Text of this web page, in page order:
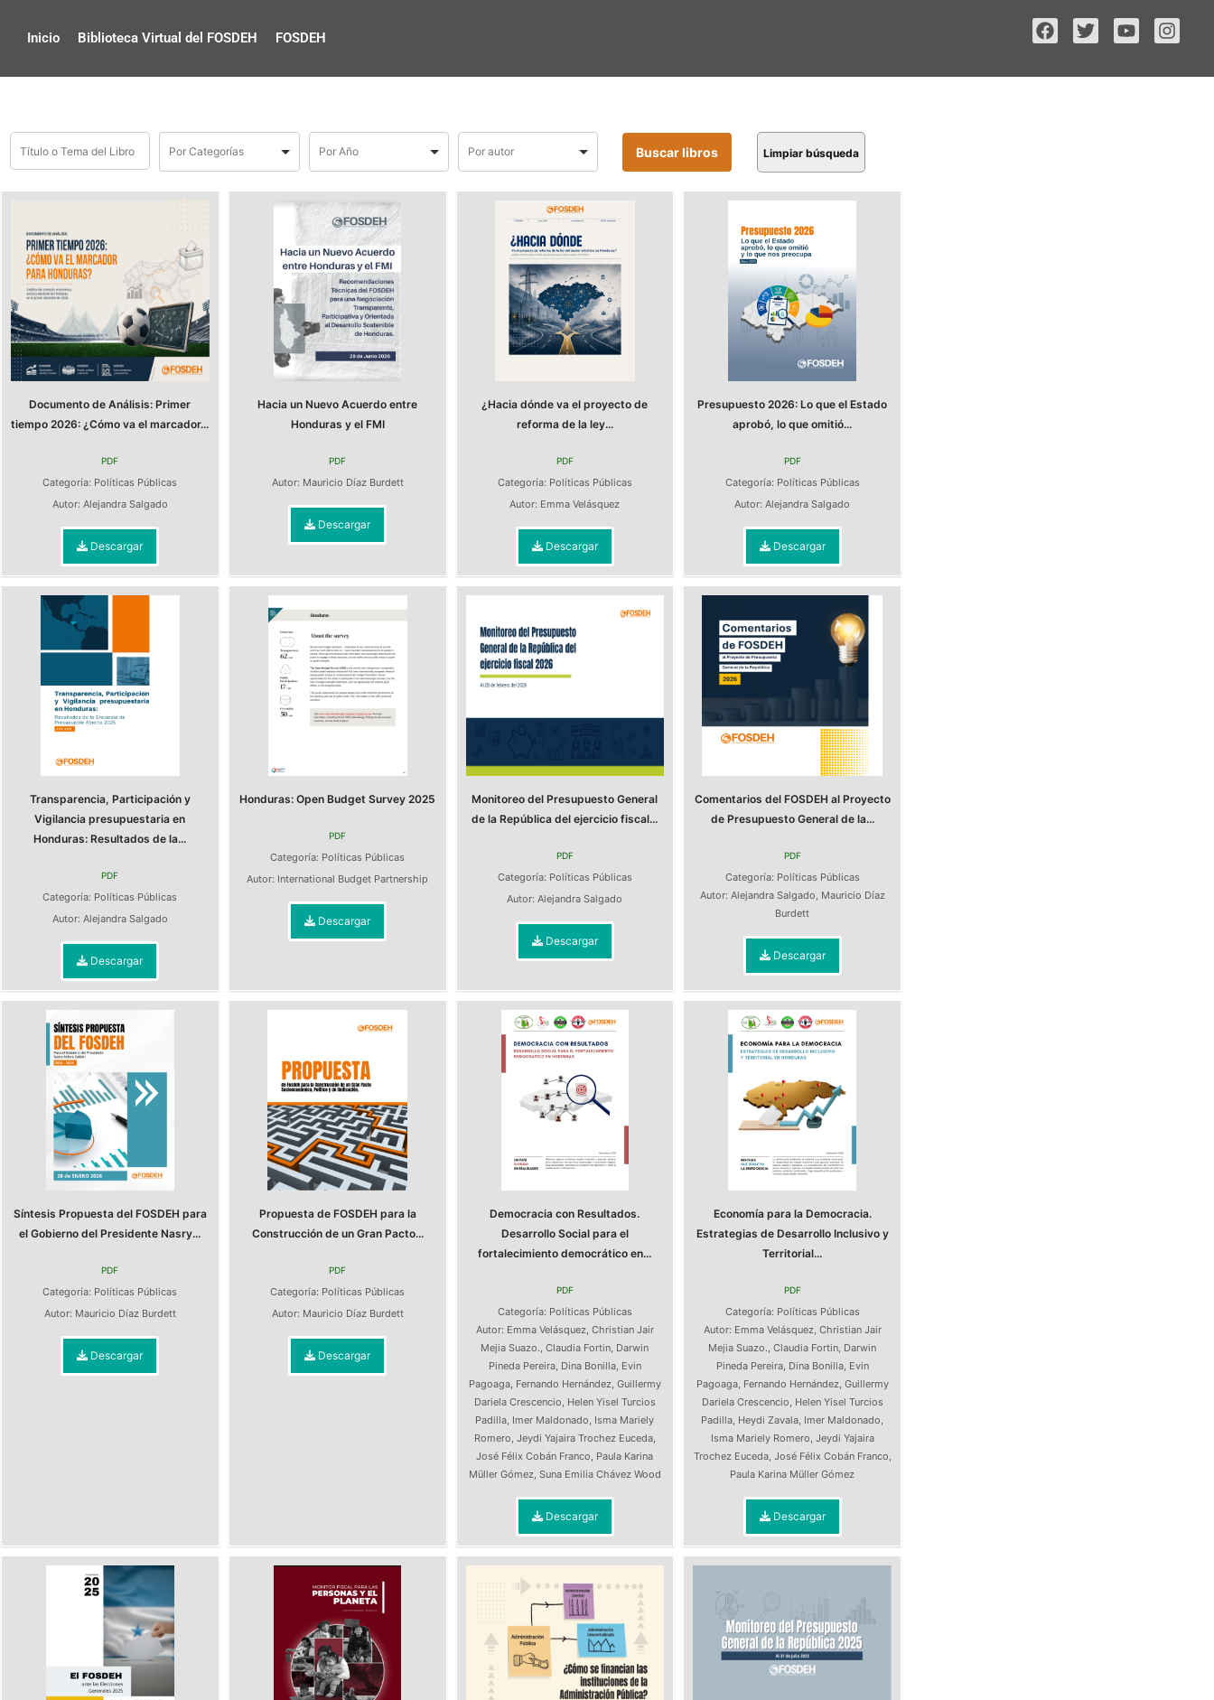
Inicio Biblioteca Virtual del FOSDEH FOSDEH
Limpiar búsqueda
Documento de Análisis: Primer
tiempo 2026: ¿Cómo va el marcador...
PDF
Categoría: Políticas Públicas
Autor: Alejandra Salgado
Descargar
Hacia un Nuevo Acuerdo entre
Honduras y el FMI
PDF
Autor: Mauricio Díaz Burdett
Descargar
¿Hacia dónde va el proyecto de
reforma de la ley...
PDF
Categoría: Políticas Públicas
Autor: Emma Velásquez
Descargar
Presupuesto 2026: Lo que el Estado
aprobó, lo que omitió...
PDF
Categoría: Políticas Públicas
Autor:Alejandra Salgado
Descargar
Transparencia, Participación y
Vigilancia presupuestaria en
Honduras: Resultados de la...
PDF
Categoría: Políticas Públicas
Autor: Alejandra Salgado
Descargar
Honduras: Open Budget Survey 2025
PDF
Categoría: Políticas Públicas
Autor: International Budget Partnership
Descargar
Monitoreo del Presupuesto General
de la República del ejercicio fiscal...
PDF
Categoría: Políticas Públicas
Autor:Alejandra Salgado
Descargar
Comentarios del FOSDEH al Proyecto
de Presupuesto General de la...
PDF
Categoría: Políticas Públicas
Autor: Alejandra Salgado, Mauricio Díaz
Burdett
Descargar
Síntesis Propuesta del FOSDEH para
el Gobierno del Presidente Nasry...
PDF
Categoría: Políticas Públicas
Autor: Mauricio Díaz Burdett
Descargar
Propuesta de FOSDEH para la
Construcción de un Gran Pacto...
PDF
Categoría: Políticas Públicas
Autor: Mauricio Díaz Burdett
Descargar
Democracia con Resultados.
Desarrollo Social para el
fortalecimiento democrático en...
PDF
Categoría: Políticas Públicas
Autor: Emma Velásquez, Christian Jair
Mejia Suazo.,Claudia Fortin, Darwin
Pineda Pereira, Dina Bonilla, Evin
Pagoaga, Fernando Hernández, Guillermy
Dariela Crescencio, Helen Yisel Turcios
Padilla, Imer Maldonado, Isma Mariely
Romero, Jeydi Yajaira Trochez Euceda,
José Félix Cobán Franco, Paula Karina
Müller Gómez, Suna Emilia Chávez Wood
Descargar
Economía para la Democracia.
Estrategias de Desarrollo Inclusivo y
Territorial...
PDF
Categoría: Políticas Públicas
Autor: Emma Velásquez, Christian Jair
Mejia Suazo.,Claudia Fortin, Darwin
Pineda Pereira, Dina Bonilla, Evin
Pagoaga, Fernando Hernández, Guillermy
Dariela Crescencio, Helen Yisel Turcios
Padilla, Heydi Zavala, Imer Maldonado,
Isma Mariely Romero, Jeydi Yajaira
Trochez Euceda, José Félix Cobán Franco,
Paula Karina Müller Gómez
Descargar